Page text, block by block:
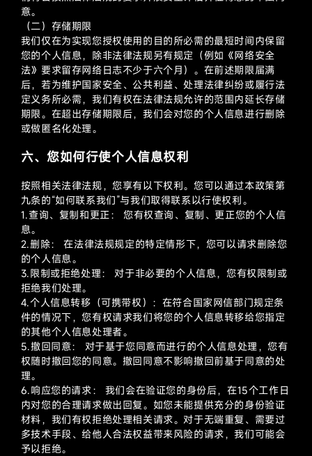
意。
（二）存储期限
我们仅在为实现您授权使用的目的所必需的最短时间内保留
您的个人信息，除非法律法规另有规定（例如《网络安全
法》要求留存网络日志不少于六个月）。在前述期限届满
后，若为维护国家安全、公共利益、处理法律纠纷或履行法
定义务所必需，我们有权在法律法规允许的范围内延长存储
期限。在超出存储期限后，我们会对您的个人信息进行删除
或做匿名化处理。
六、您如何行使个人信息权利
按照相关法律法规，您享有以下权利。您可以通过本政策第
九条的“如何联系我们”与我们取得联系以行使权利。
1.查询、复制和更正： 您有权查询、复制、更正您的个人信
息。
2.删除： 在法律法规规定的特定情形下，您可以请求删除您
的个人信息。
3.限制或拒绝处理： 对于非必要的个人信息，您有权限制或
拒绝我们处理。
4.个人信息转移（可携带权）：在符合国家网信部门规定条
件的情况下，您有权请求我们将您的个人信息转移给您指定
的其他个人信息处理者。
5.撤回同意： 对于基于您同意而进行的个人信息处理，您有
权随时撤回您的同意。撤回同意不影响撤回前基于同意的处
理。
6.响应您的请求： 我们会在验证您的身份后，在15个工作日
内对您的合理请求做出回复。如您未能提供充分的身份验证
材料，我们有权拒绝处理相关请求。对于无端重复、需要过
多技术手段、给他人合法权益带来风险的请求，我们可能会
予以拒绝。